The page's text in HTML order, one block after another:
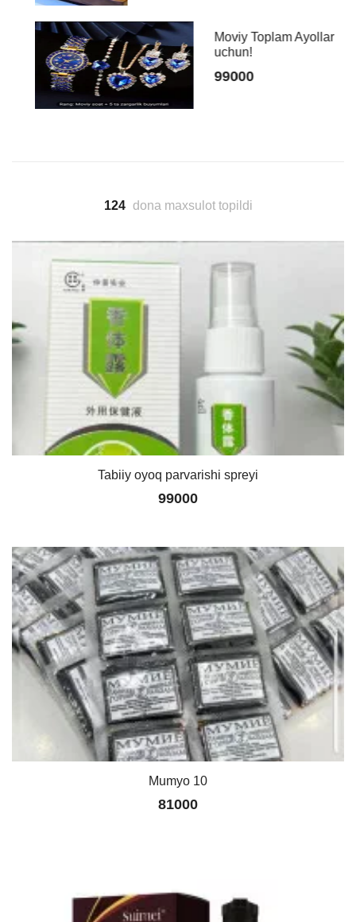
Moviy Toplam Ayollar
uchun!
99000
124 dona maxsulot topildi
Tabiiy oyoq parvarishi spreyi
99000
Mumyo 10
81000